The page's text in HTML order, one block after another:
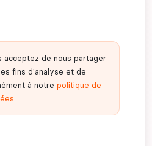
acceptez de nous partager
fins d'analyse et de
à notre politique de
.